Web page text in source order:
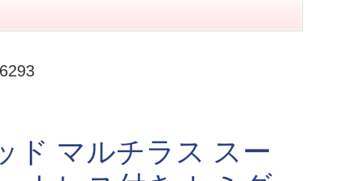
ド マルチラス スー